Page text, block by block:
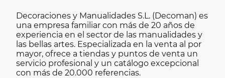
Decoraciones y Manualidades S.L. (Decoman) es
una empresa familiar con más de 20 años de
experiencia en el sector de las manualidades y
las bellas artes. Especializada en la venta al por
mayor, ofrece a tiendas y puntos de venta un
servicio profesional y un catálogo excepcional
con más de 20.000 referencias.